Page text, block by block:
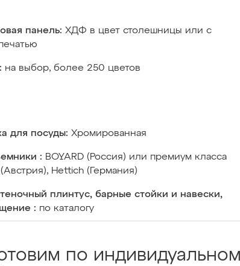
панель: ХДФ в цвет столешницы или с
на выбор, более 250 цветов
для посуды: Хромированная
: BOYARD (Россия) или премиум класса
(Австрия), Hettich (Германия)
плинтус, барные стойки и навески,
: по каталогу
по